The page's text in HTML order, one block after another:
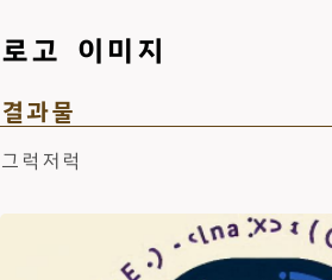
로고 이미지
결과물
그럭저럭